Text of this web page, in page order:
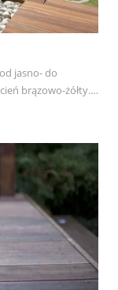
jasno- do
brązowo-żółty.…